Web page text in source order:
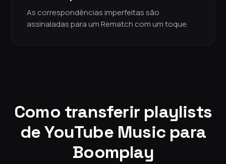
As correspondências imperfeitas são
assinaladas para um Rematch com um toque.
Como transferir playlists
de YouTube Music para
Boomplay